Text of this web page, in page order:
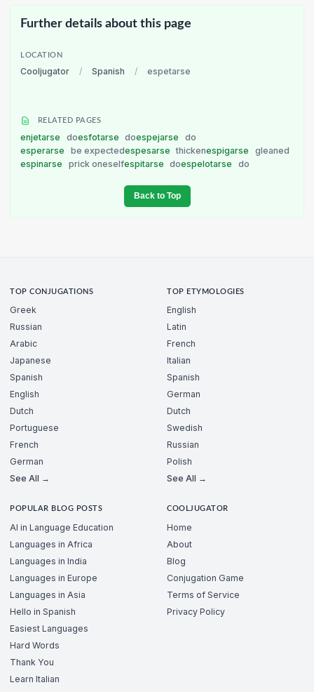
Further details about this page
LOCATION
Cooljugator / Spanish / espetarse
RELATED PAGES
enjetarse doesfotarse doespejarse
do
esperarse
be expectedespesarse thickenespigarse
gleaned
espinarse
prick oneselfespitarse doespelotarse do
Back to Top
TOP CONJUGATIONS
Greek
Russian
Arabic
Japanese
Spanish
English
Dutch
Portuguese
French
German
See All →
TOP ETYMOLOGIES
English
Latin
French
Italian
Spanish
German
Dutch
Swedish
Russian
Polish
See All →
POPULAR BLOG POSTS
AI in Language Education
Languages in Africa
Languages in India
Languages in Europe
Languages in Asia
Hello in Spanish
Easiest Languages
Hard Words
Thank You
Learn Italian
COOLJUGATOR
Home
About
Blog
Conjugation Game
Terms of Service
Privacy Policy